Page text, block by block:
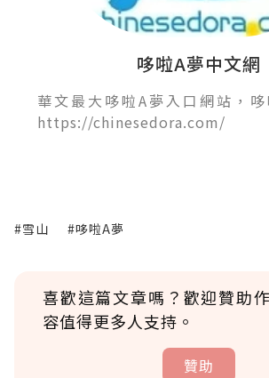
哆啦A夢中文網
華文最大哆啦A夢入口網站，
https://chinesedora.com/
#雪山 #哆啦A夢
喜歡這篇文章嗎？歡迎贊助
容值得更多人支持。
贊助